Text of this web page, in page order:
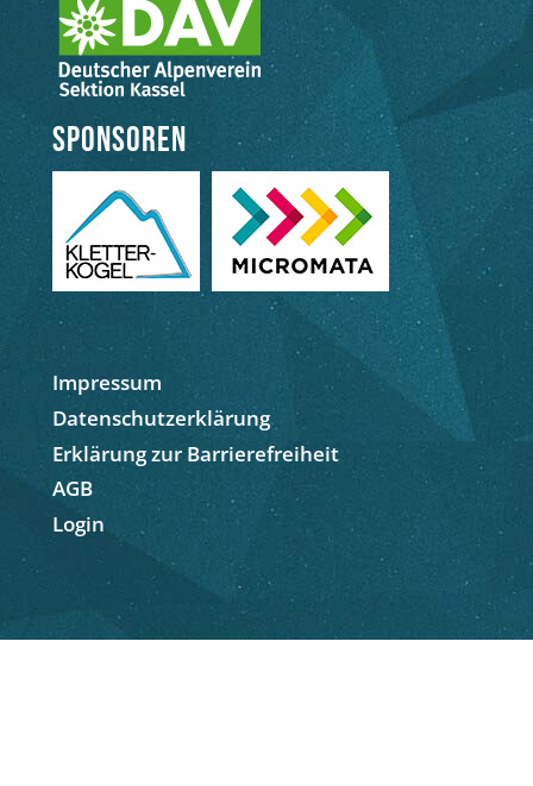
Sponsoren
Impressum
Datenschutzerklärung
Erklärung zur Barrierefreiheit
AGB
Login